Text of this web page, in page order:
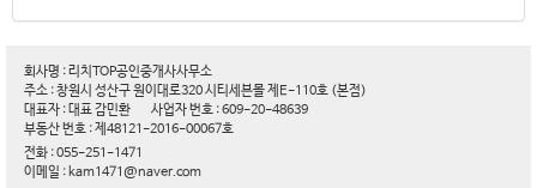
회사명 : 리치TOP공인중개사사무소
주소 : 창원시 성산구 원이대로320 시티세븐몰 제E-110호 (본점)
대표자 : 대표 감민환
사업자 번호 : 609-20-48639
부동산 번호 : 제48121-2016-00067호
전화 : 055-251-1471
이메일 : kam1471@naver.com